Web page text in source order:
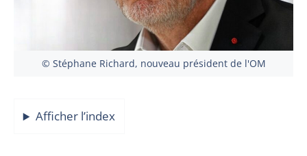
© Stéphane Richard, nouveau président de l'OM
Afficher l’index